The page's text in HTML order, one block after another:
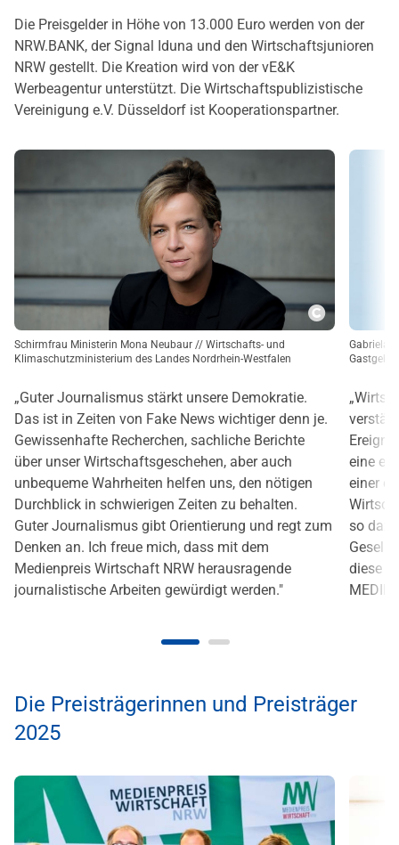
Die Preisgelder in Höhe von 13.000 Euro werden von der
NRW.BANK, der Signal Iduna und den Wirtschaftsjunioren
NRW gestellt. Die Kreation wird von der vE&K
Werbeagentur unterstützt. Die Wirtschaftspublizistische
Vereinigung e.V. Düsseldorf ist Kooperationspartner.
Copyright
Schirmfrau Ministerin Mona Neubaur // Wirtschafts- und
Klimaschutzministerium des Landes Nordrhein-Westfalen
„Guter Journalismus stärkt unsere Demokratie.
Das ist in Zeiten von Fake News wichtiger denn je.
Gewissenhafte Recherchen, sachliche Berichte
über unser Wirtschaftsgeschehen, aber auch
unbequeme Wahrheiten helfen uns, den nötigen
Durchblick in schwierigen Zeiten zu behalten.
Guter Journalismus gibt Orientierung und regt zum
Denken an. Ich freue mich, dass mit dem
Medienpreis Wirtschaft NRW herausragende
journalistische Arbeiten gewürdigt werden."
Gabriela
eine
einer
so
diese
Die Preisträgerinnen und Preisträger
2025